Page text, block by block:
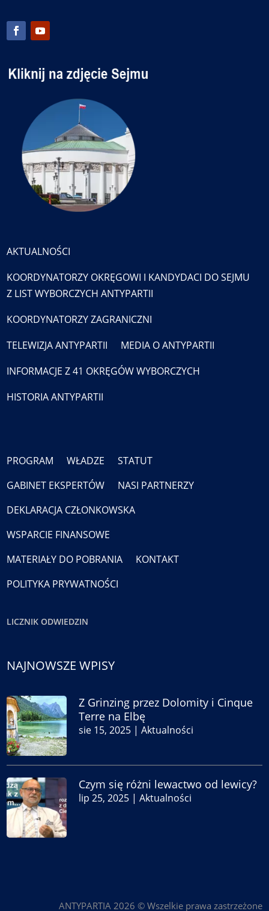
AKTUALNOŚCI
KOORDYNATORZY OKRĘGOWI I KANDYDACI DO SEJMU
Z LIST WYBORCZYCH ANTYPARTII
KOORDYNATORZY ZAGRANICZNI
TELEWIZJA ANTYPARTII
MEDIA O ANTYPARTII
INFORMACJE Z 41 OKRĘGÓW WYBORCZYCH
HISTORIA ANTYPARTII
PROGRAM WŁADZE
STATUT
GABINET EKSPERTÓW
NASI PARTNERZY
DEKLARACJA CZŁONKOWSKA
WSPARCIE FINANSOWE
MATERIAŁY DO POBRANIA
KONTAKT
POLITYKA PRYWATNOŚCI
LICZNIK ODWIEDZIN
NAJNOWSZE WPISY
Z Grinzing przez Dolomity i Cinque
Terre na Elbę
sie 15, 2025 |Aktualności
Czym się różni lewactwo od lewicy?
lip 25, 2025 |Aktualności
ANTYPARTIA 2026 © Wszelkie prawa zastrzeżone